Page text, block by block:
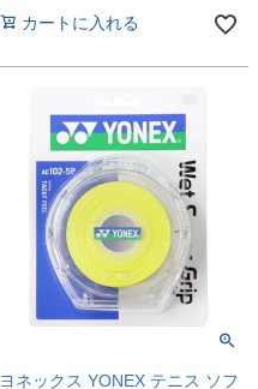
カートに入れる
ヨネックス YONEX テニス ソフ